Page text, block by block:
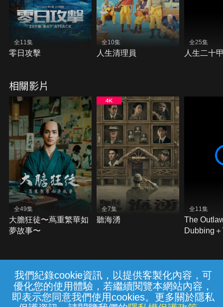
我們紀錄cookie資訊，以提供客製化內容，可
優化您的使用體驗，若繼續閱覽本網站內容，
即表示您同意我們使用cookies。更多關於隱私
全11集
零日攻擊
全10集
人生清理員
全25集
人生二十
相關影片
全49集
大膽狂徒〜蔦重繁華如
夢故事〜
全7集
聽海湧
全11集
The
Dubbing
常見問題 線上客服 服務條款 隱私權保護
{{notifyMsg}}